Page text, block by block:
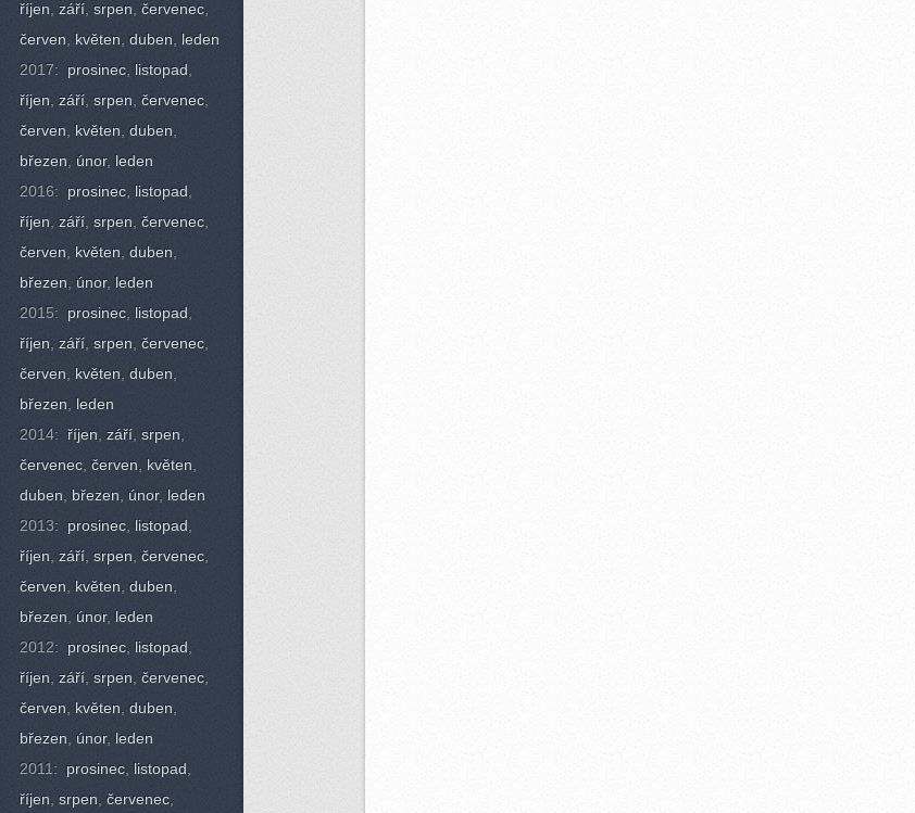
říjen,září,srpen,červenec,
červen, květen,duben, leden
2017:prosinec, listopad,
říjen,září,srpen,červenec,
červen, květen,duben,
březen,únor, leden
2016:prosinec, listopad,
říjen,září,srpen,červenec,
červen, květen,duben,
březen,únor, leden
2015:prosinec, listopad,
říjen,září,srpen,červenec,
červen, květen,duben,
březen, leden
2014:říjen,září,srpen,
červenec,červen, květen,
duben, březen,únor, leden
2013:prosinec, listopad,
říjen,září,srpen,červenec,
červen, květen,duben,
březen,únor, leden
2012:prosinec, listopad,
říjen,září,srpen,červenec,
červen, květen,duben,
březen,únor, leden
2011:prosinec, listopad,
říjen,srpen,červenec,